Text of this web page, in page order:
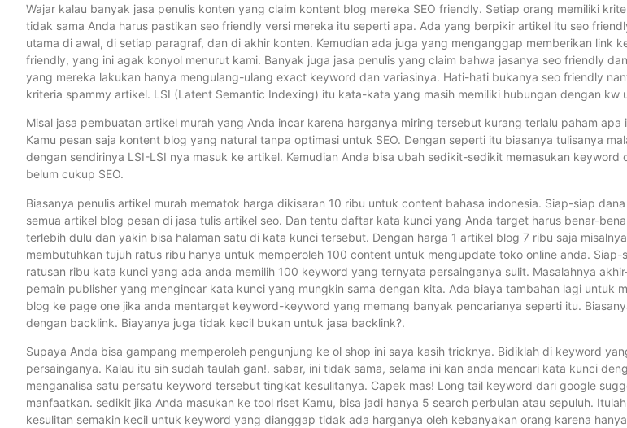
Wajar kalau banyak jasa penulis konten yang claim kontent blog mereka SEO friendly. Setiap orang memiliki
tidak sama Anda harus pastikan seo friendly versi mereka itu seperti apa. Ada yang berpikir artikel itu seo
utama di awal, di setiap paragraf, dan di akhir konten. Kemudian ada juga yang menganggap memberikan link
friendly, yang ini agak konyol menurut kami. Banyak juga jasa penulis yang claim bahwa jasanya seo friendly
yang mereka lakukan hanya mengulang-ulang exact keyword dan variasinya. Hati-hati bukanya seo friendly
kriteria spammy artikel. LSI (Latent Semantic Indexing) itu kata-kata yang masih memiliki hubungan dengan kw
Misal jasa pembuatan artikel murah yang Anda incar karena harganya miring tersebut kurang terlalu paham apa
Kamu pesan saja kontent blog yang natural tanpa optimasi untuk SEO. Dengan seperti itu biasanya tulisanya
dengan sendirinya LSI-LSI nya masuk ke artikel. Kemudian Anda bisa ubah sedikit-sedikit memasukan keyword
belum cukup SEO.
Biasanya penulis artikel murah mematok harga dikisaran 10 ribu untuk content bahasa indonesia. Siap-siap
semua artikel blog pesan di jasa tulis artikel seo. Dan tentu daftar kata kunci yang Anda target harus benar-
terlebih dulu dan yakin bisa halaman satu di kata kunci tersebut. Dengan harga 1 artikel blog 7 ribu saja
membutuhkan tujuh ratus ribu hanya untuk memperoleh 100 content untuk mengupdate toko online anda. Siap-
ratusan ribu kata kunci yang ada anda memilih 100 keyword yang ternyata persainganya sulit. Masalahnya
pemain publisher yang mengincar kata kunci yang mungkin sama dengan kita. Ada biaya tambahan lagi untuk
blog ke page one jika anda mentarget keyword-keyword yang memang banyak pencarianya seperti itu.
dengan backlink. Biayanya juga tidak kecil bukan untuk jasa backlink?.
Supaya Anda bisa gampang memperoleh pengunjung ke ol shop ini saya kasih tricknya. Bidiklah di keyword
persainganya. Kalau itu sih sudah taulah gan!. sabar, ini tidak sama, selama ini kan anda mencari kata kunci
menganalisa satu persatu keyword tersebut tingkat kesulitanya. Capek mas! Long tail keyword dari google
manfaatkan. sedikit jika Anda masukan ke tool riset Kamu, bisa jadi hanya 5 search perbulan atau sepuluh.
kesulitan semakin kecil untuk keyword yang dianggap tidak ada harganya oleh kebanyakan orang karena